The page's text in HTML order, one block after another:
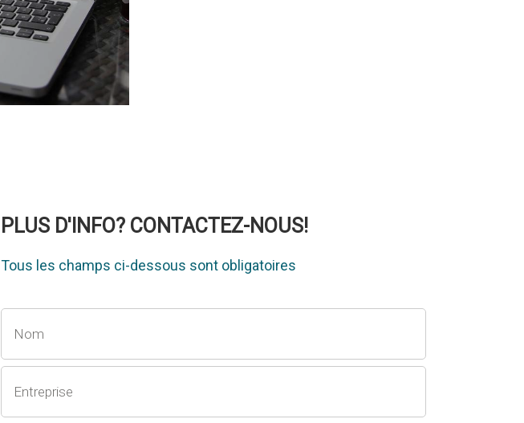
PLUS D'INFO? CONTACTEZ-NOUS!
Tous les champs ci-dessous sont obligatoires